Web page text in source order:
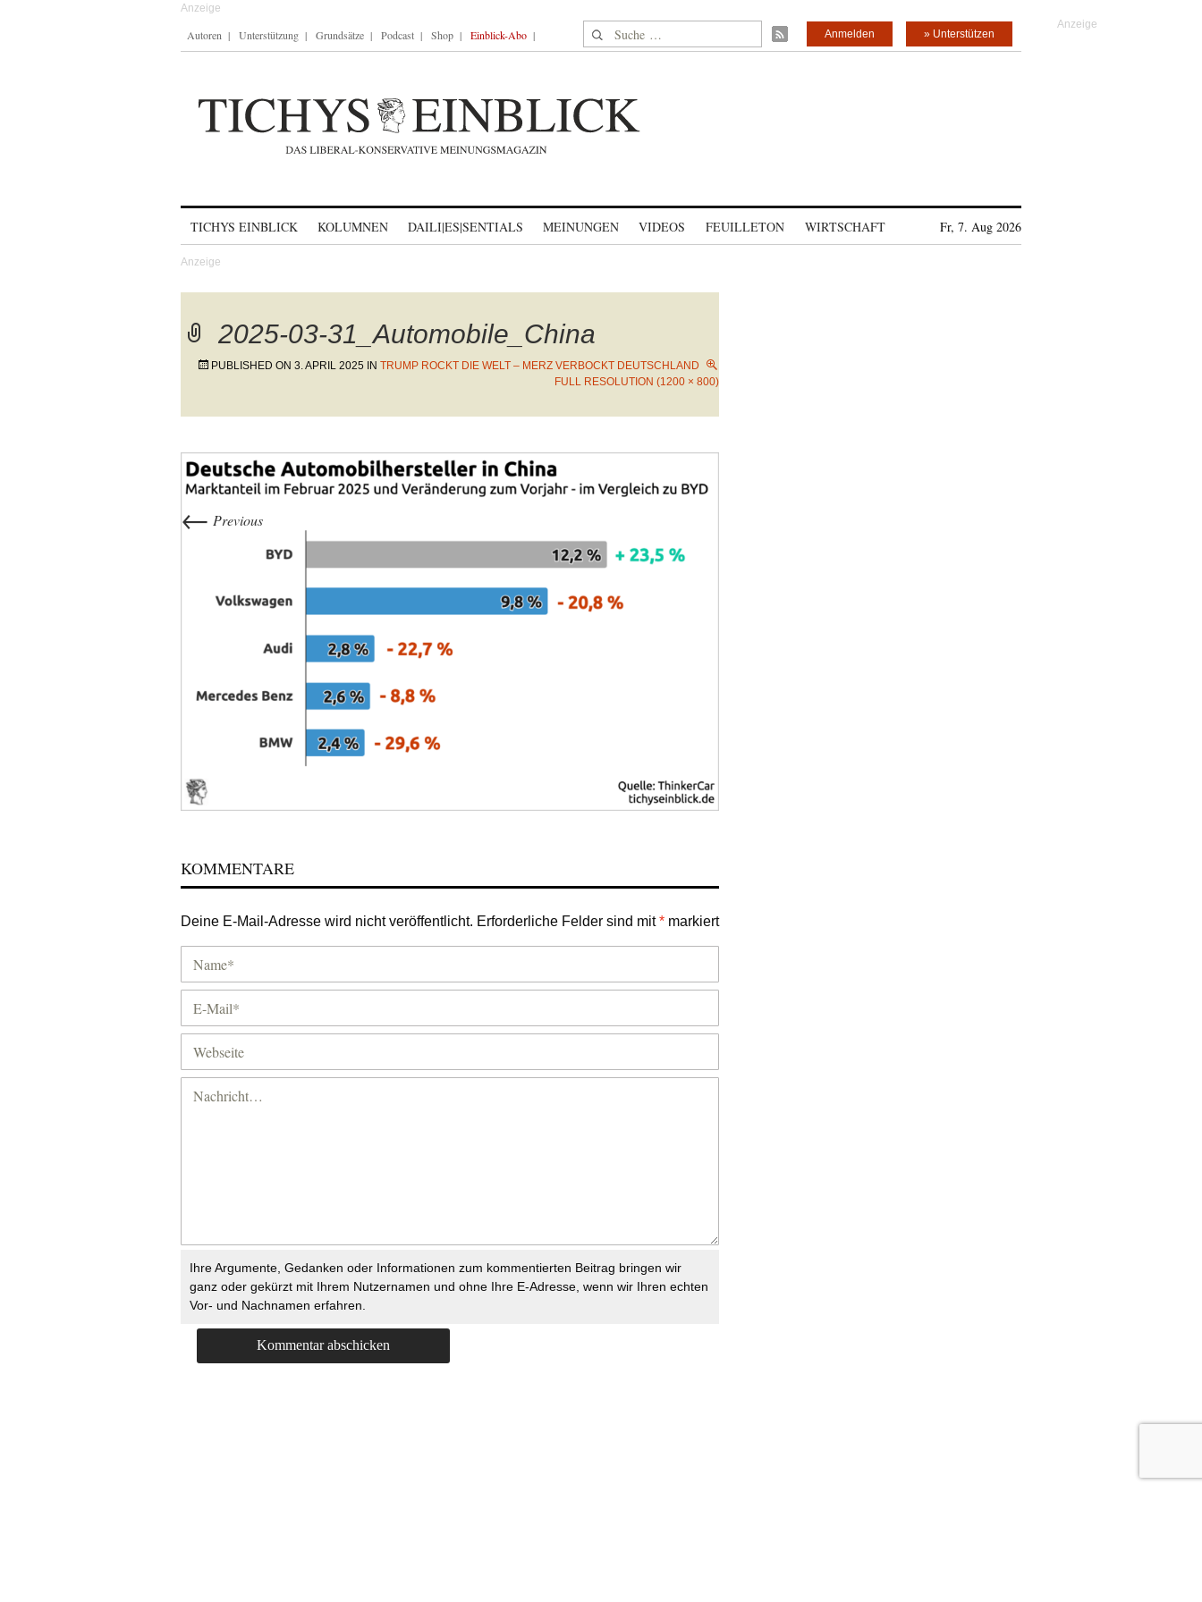
Autoren Unterstützung Grundsätze Podcast Shop Einblick-Abo Suche nach: » Unterstützen
Anmelden
TICHYS EINBLICK KOLUMNEN DAILI|ES|SENTIALS MEINUNGEN VIDEOS FEUILLETON WIRTSCHAFT Fr, 7. Aug 2026
2025-03-31_Automobile_China
PUBLISHED ON 3. APRIL 2025 IN TRUMP ROCKT DIE WELT – MERZ VERBOCKT DEUTSCHLAND
FULL RESOLUTION (1200 × 800)
← Previous
KOMMENTARE
Deine E-Mail-Adresse wird nicht veröffentlicht. Erforderliche Felder sind mit* markiert
Ihre Argumente, Gedanken oder Informationen zum kommentierten Beitrag bringen wir
ganz oder gekürzt mit Ihrem Nutzernamen und ohne Ihre E-Adresse, wenn wir Ihren echten
Vor- und Nachnamen erfahren.